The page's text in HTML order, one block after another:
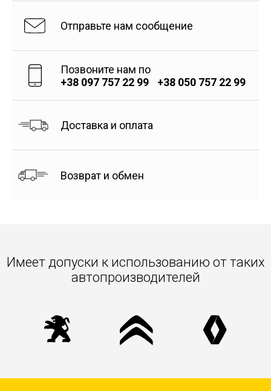
Отправьте нам сообщение
Позвоните нам по
+38 097 757 22 99
+38 050 757 22 99
Доставка и оплата
Возврат и обмен
Имеет допуски к использованию от таких
автопроизводителей